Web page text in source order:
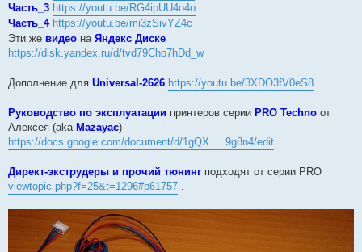
Часть_3 https://youtu.be/RG4ipUU4o4o
Часть_4 https://youtu.be/mi3zSivYZ4c
Эти же видео на Яндекс Диске
https://disk.yandex.ru/d/tvd79Cho7hDd_w
Дополнение для Universal-2626 https://youtu.be/3XDO3fV0eS8
Руководство по эксплуатации принтеров серии PRO Techno от
Алексея (aka Mazayac)
https://docs.google.com/document/d/1gQX ... 9g8n4/edit .
Директ-экструдеры и прочий тюнинг подходят от серии PRO
viewtopic.php?f=25&t=1296#p61757 .